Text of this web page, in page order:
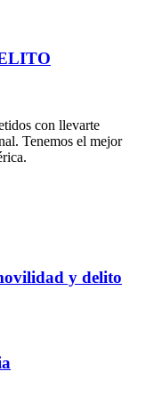
con llevarte
Tenemos el mejor
y delito